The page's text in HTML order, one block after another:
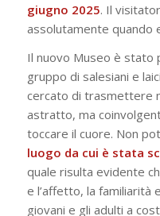
giugno 2025. Il
assolutamente quando
Il nuovo Museo è stato
gruppo di salesiani e
cercato di trasmettere
astratto, ma
toccare il cuore. Non
luogo da cui è stata
quale risulta evidente
e l’affetto, la familiarità
giovani e gli adulti a